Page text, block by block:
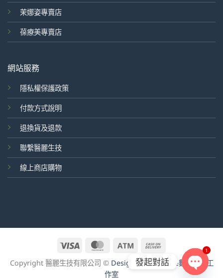
茉娜姿專賣店
葆療美專賣店
網站服務
隱私權保護政策
付款方式說明
退換貨及退款
聯繫醫麗生技
線上商店購物
Visa MasterCard
Atm
On
Delivery
Copyright 醫麗生技有限公司 © Design by goodface數位行銷工
作室
發起對話
1